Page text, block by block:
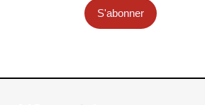
S'abonner